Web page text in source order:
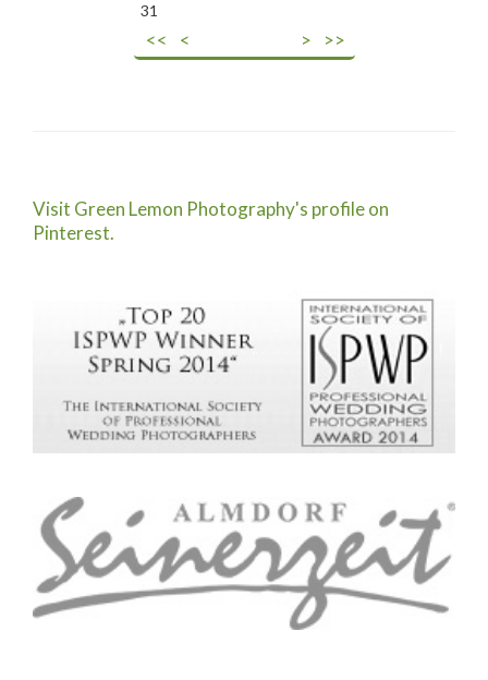
<< < > >>
31
Visit Green Lemon Photography's profile on
Pinterest.